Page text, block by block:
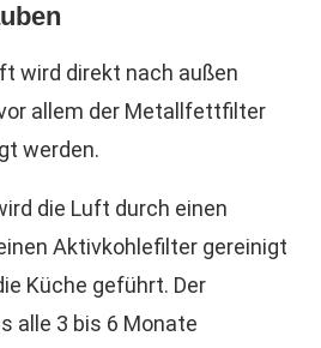
wird direkt nach außen
allem der Metallfettfilter
werden.
die Luft durch einen
Aktivkohlefilter gereinigt
Küche geführt. Der
alle 3 bis 6 Monate